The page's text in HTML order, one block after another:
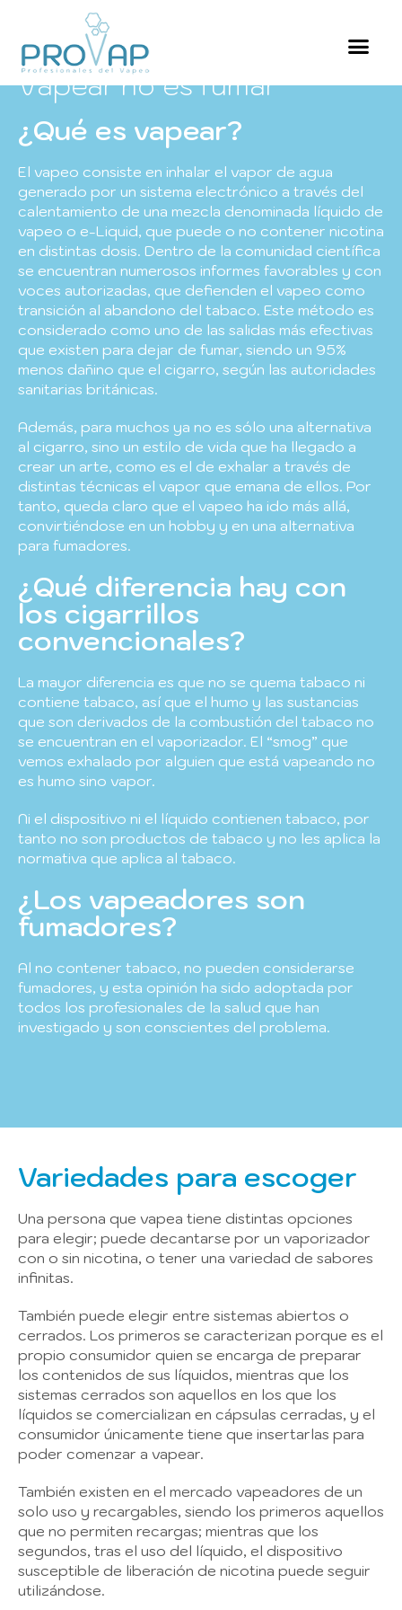
Vapear no es fumar
¿Qué es vapear?
El vapeo consiste en inhalar el vapor de agua
generado por un sistema electrónico a través del
calentamiento de una mezcla denominada líquido de
vapeo o e-Liquid, que puede o no contener nicotina
en distintas dosis. Dentro de la comunidad científica
se encuentran numerosos informes favorables y con
voces autorizadas, que defienden el vapeo como
transición al abandono del tabaco. Este método es
considerado como uno de las salidas más efectivas
que existen para dejar de fumar, siendo un 95%
menos dañino que el cigarro, según las autoridades
sanitarias británicas.
Además, para muchos ya no es sólo una alternativa
al cigarro, sino un estilo de vida que ha llegado a
crear un arte, como es el de exhalar a través de
distintas técnicas el vapor que emana de ellos. Por
tanto, queda claro que el vapeo ha ido más allá,
convirtiéndose en un hobby y en una alternativa
para fumadores.
¿Qué diferencia hay con
los cigarrillos
convencionales?
La mayor diferencia es que no se quema tabaco ni
contiene tabaco, así que el humo y las sustancias
que son derivados de la combustión del tabaco no
se encuentran en el vaporizador. El “smog” que
vemos exhalado por alguien que está vapeando no
es humo sino vapor.
Ni el dispositivo ni el líquido contienen tabaco, por
tanto no son productos de tabaco y no les aplica la
normativa que aplica al tabaco.
¿Los vapeadores son
fumadores?
Al no contener tabaco, no pueden considerarse
fumadores, y esta opinión ha sido adoptada por
todos los profesionales de la salud que han
investigado y son conscientes del problema.
Variedades para escoger
Una persona que vapea tiene distintas opciones
para elegir; puede decantarse por un vaporizador
con o sin nicotina, o tener una variedad de sabores
infinitas.
También puede elegir entre sistemas abiertos o
cerrados. Los primeros se caracterizan porque es el
propio consumidor quien se encarga de preparar
los contenidos de sus líquidos, mientras que los
sistemas cerrados son aquellos en los que los
líquidos se comercializan en cápsulas cerradas, y el
consumidor únicamente tiene que insertarlas para
poder comenzar a vapear.
También existen en el mercado vapeadores de un
solo uso y recargables, siendo los primeros aquellos
que no permiten recargas; mientras que los
segundos, tras el uso del líquido, el dispositivo
susceptible de liberación de nicotina puede seguir
utilizándose.